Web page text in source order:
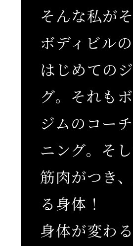
そんな私が
ボディビル
はじめての
グ。それも
ジムのコー
ニング。そ
筋肉がつき
る身体！
身体が変わ